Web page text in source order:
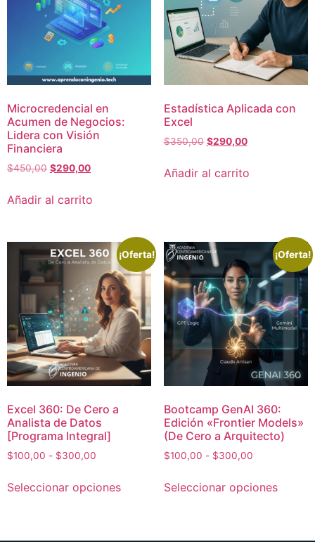
Microcredencial en
Acumen de Negocios:
Lidera con Visión
Financiera
$450,00 $290,00
Añadir al carrito
Estadística Aplicada con
Excel
$350,00 $290,00
Añadir al carrito
¡Oferta!
Excel 360: De Cero a
Analista de Datos
[Programa Integral]
$100,00 - $300,00
Seleccionar opciones
¡Oferta!
Bootcamp GenAI 360:
Edición «Frontier Models»
(De Cero a Arquitecto)
$100,00 - $300,00
Seleccionar opciones